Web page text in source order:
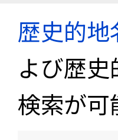
歴史的
よび歴
検索が可